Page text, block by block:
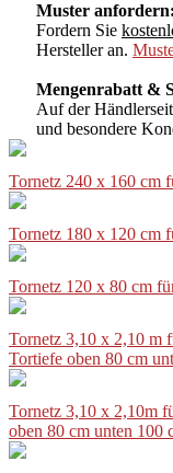
Muster anfordern:
Fordern Sie
Hersteller an.
Mengenrabatt &
Auf der
und besondere
Tornetz 240 x 160 cm
Tornetz 180 x 120 cm
Tornetz 120 x 80 cm
Tornetz 3,10 x 2,10 m
Tortiefe oben 80 cm
Tornetz 3,10 x 2,10m
oben 80 cm unten 100